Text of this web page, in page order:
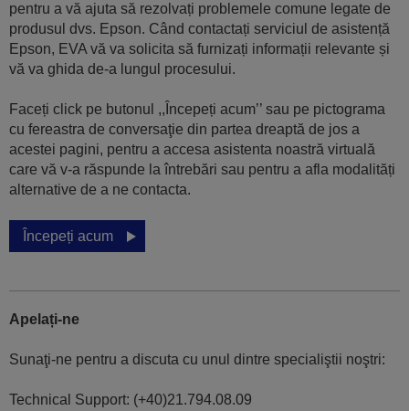
pentru a vă ajuta să rezolvați problemele comune legate de
produsul dvs. Epson. Când contactați serviciul de asistență
Epson, EVA vă va solicita să furnizați informații relevante și
vă va ghida de-a lungul procesului.
Faceți click pe butonul ,,Începeți acum’’ sau pe pictograma
cu fereastra de conversaţie din partea dreaptă de jos a
acestei pagini, pentru a accesa asistenta noastră virtuală
care vă v-a răspunde la întrebări sau pentru a afla modalități
alternative de a ne contacta.
Începeți acum
Apelați-ne
Sunaţi-ne pentru a discuta cu unul dintre specialiştii noştri:
Technical Support: (+40)21.794.08.09